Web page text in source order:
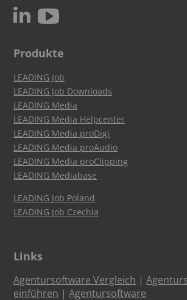
N c
Produkte
LEADING Job
LEADING Job Downloads
LEADING Media
LEADING Media Helpcenter
LEADING Media proDigi
LEADING Media proAudio
LEADING Media proClipping
LEADING Mediabase
LEADING Job Poland
LEADING Job Czechia
Links
Agentursoftware Vergleich |
einführen |Agentursoftware